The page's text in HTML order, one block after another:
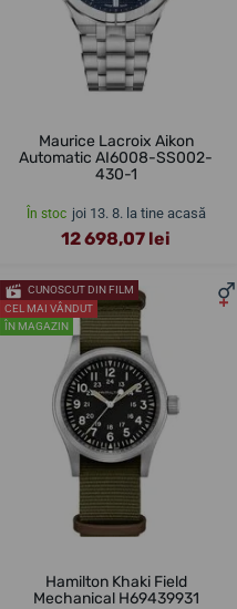
Maurice Lacroix Aikon
Automatic AI6008-SS002-
430-1
În stoc joi 13. 8. la tine acasă
12 698,07 lei
CUNOSCUT DIN FILM
CEL MAI VÂNDUT
ÎN MAGAZIN
Hamilton Khaki Field
Mechanical H69439931